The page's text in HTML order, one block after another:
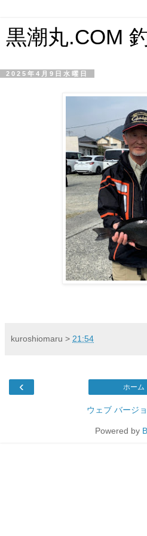
黒潮丸.COM
2025年4月9日水曜日
kuroshiomaru > 21:54
‹ ホーム
ウェブ バージ
Powered by